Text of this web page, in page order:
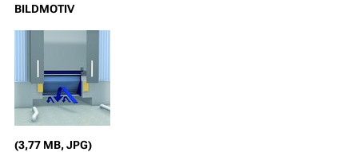
BILDMOTIV
(3,77 MB, JPG)